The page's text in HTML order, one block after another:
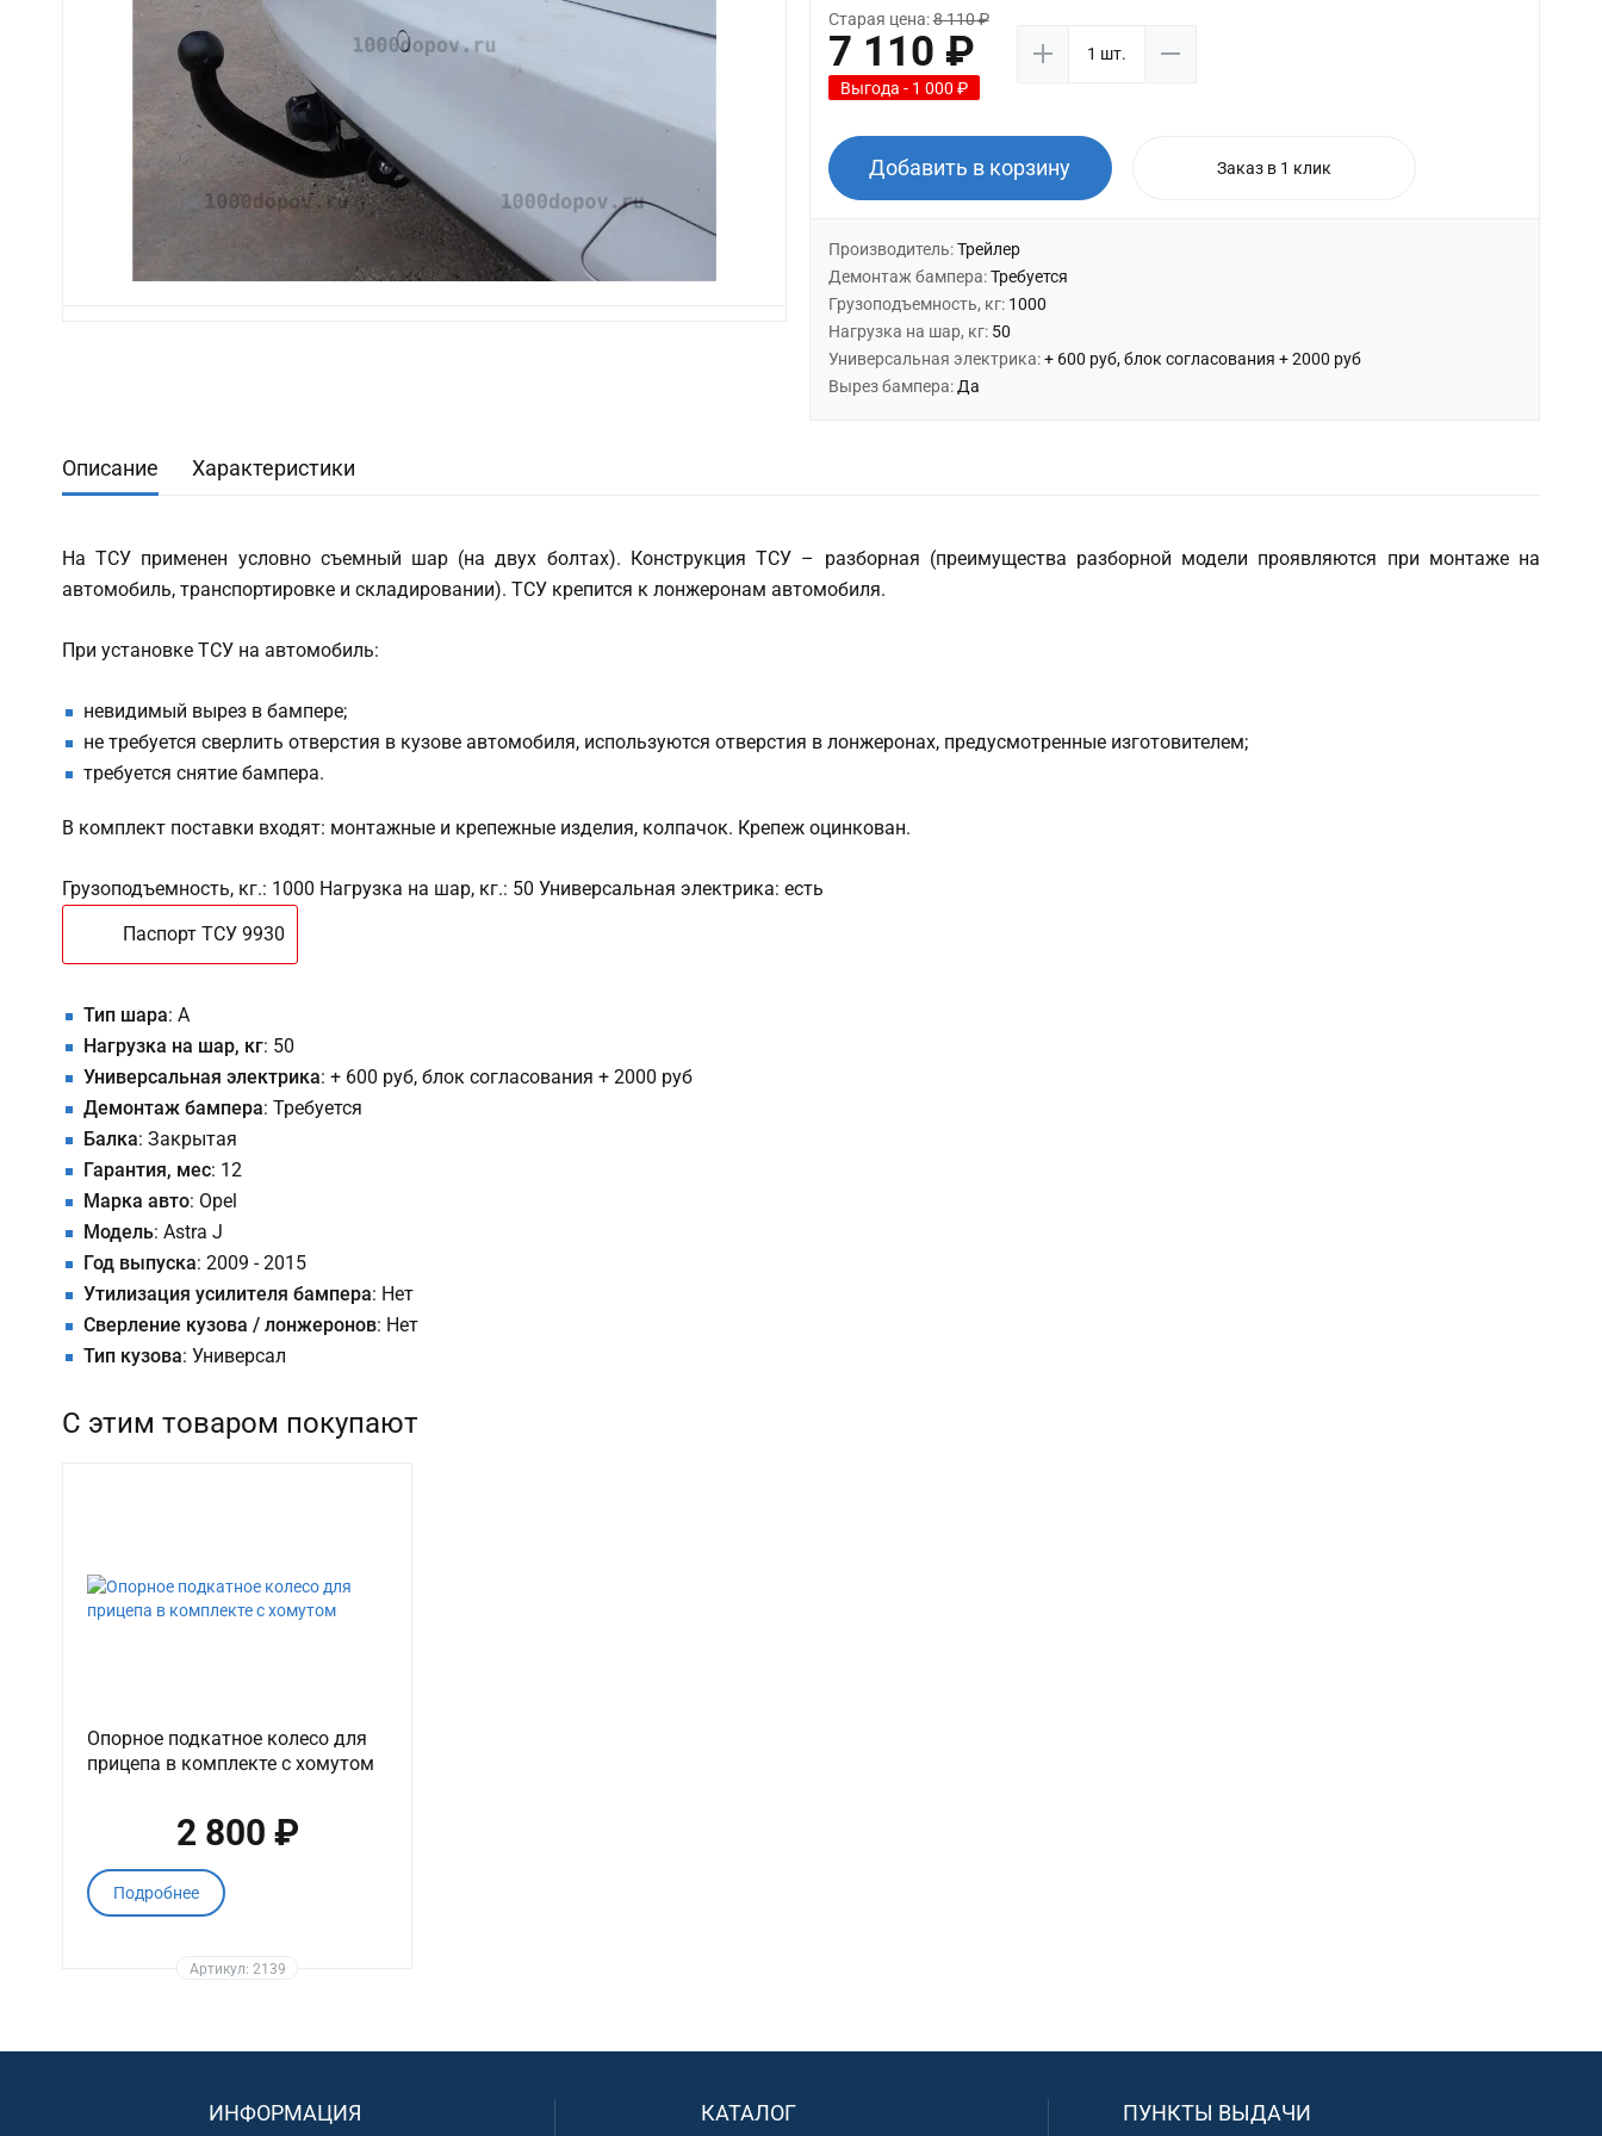
Старая цена:8 110 ₽
7 110 ₽
Выгода - 1 000 ₽
Добавить в корзину Заказ в 1 клик
Производитель:Трейлер
Демонтаж бампера:Требуется
Грузоподъемность, кг: 1000
Нагрузка на шар, кг: 50
Универсальная электрика:+ 600 руб, блок согласования + 2000 руб
Вырез бампера: Да
Описание Характеристики
На ТСУ применен условно съемный шар (на двух болтах). Конструкция ТСУ – разборная (преимущества разборной модели проявляются при монтаже на
автомобиль, транспортировке и складировании). ТСУ крепится к лонжеронам автомобиля.
При установке ТСУ на автомобиль:
невидимый вырез в бампере;
не требуется сверлить отверстия в кузове автомобиля, используются отверстия в лонжеронах, предусмотренные изготовителем;
требуется снятие бампера.
В комплект поставки входят: монтажные и крепежные изделия, колпачок. Крепеж оцинкован.
Грузоподъемность, кг.: 1000 Нагрузка на шар, кг.: 50 Универсальная электрика: есть
Паспорт ТСУ 9930
Тип шара: A
Нагрузка на шар, кг: 50
Универсальная электрика: + 600 руб, блок согласования + 2000 руб
Демонтаж бампера: Требуется
Балка: Закрытая
Гарантия, мес: 12
Марка авто: Opel
Модель: Astra J
Год выпуска: 2009 - 2015
Утилизация усилителя бампера: Нет
Сверление кузова / лонжеронов: Нет
Тип кузова: Универсал
С этим товаром покупают
Опорное подкатное колесо для
прицепа в комплекте с хомутом
2 800 ₽
Подробнее
Артикул: 2139
ИНФОРМАЦИЯ КАТАЛОГ ПУНКТЫ ВЫДАЧИ